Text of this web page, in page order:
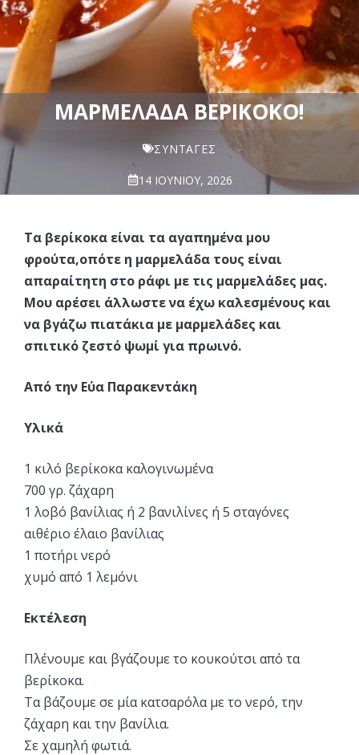
ΜΑΡΜΕΛΆΔΑ ΒΕΡΊΚΟΚΟ!
ΣΥΝΤΑΓΈΣ
14 ΙΟΥΝΊΟΥ, 2026
Τα βερίκοκα είναι τα αγαπημένα μου
φρούτα,οπότε η μαρμελάδα τους είναι
απαραίτητη στο ράφι με τις μαρμελάδες μας.
Μου αρέσει άλλωστε να έχω καλεσμένους και
να βγάζω πιατάκια με μαρμελάδες και
σπιτικό ζεστό ψωμί για πρωινό.
Από την Εύα Παρακεντάκη
Υλικά
1 κιλό βερίκοκα καλογινωμένα
700 γρ. ζάχαρη
1 λοβό βανίλιας ή 2 βανιλίνες ή 5 σταγόνες
αιθέριο έλαιο βανίλιας
1 ποτήρι νερό
χυμό από 1 λεμόνι
Εκτέλεση
Πλένουμε και βγάζουμε το κουκούτσι από τα
βερίκοκα.
Τα βάζουμε σε μία κατσαρόλα με το νερό, την
ζάχαρη και την βανίλια.
Σε χαμηλή φωτιά.